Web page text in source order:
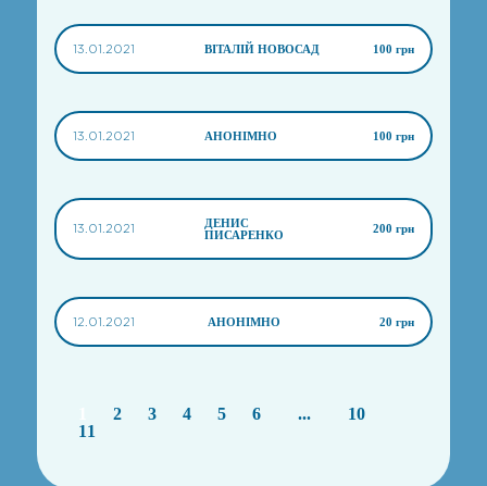
13.01.2021 ВІТАЛІЙ НОВОСАД 100 грн
13.01.2021 АНОНІМНО 100 грн
13.01.2021
ДЕНИС
ПИСАРЕНКО
200 грн
12.01.2021 АНОНІМНО 20 грн
2 3 4 5 6 ...
10
11